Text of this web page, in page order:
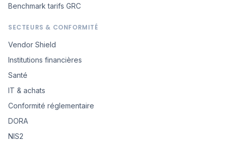
Benchmark tarifs GRC
SECTEURS & CONFORMITÉ
Vendor Shield
Institutions financières
Santé
IT & achats
Conformité réglementaire
DORA
NIS2